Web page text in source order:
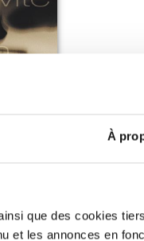
À
que des cookies
et les annonces en